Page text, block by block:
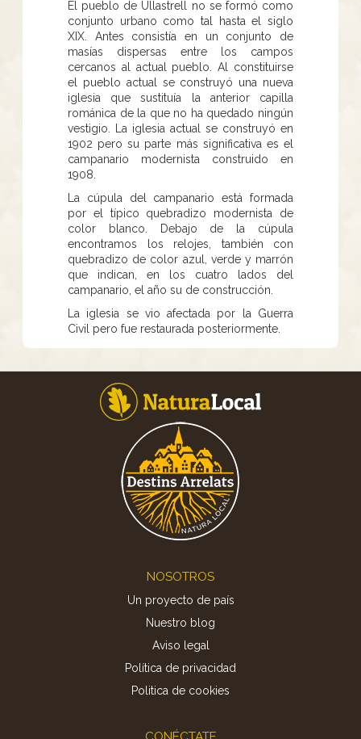
El pueblo de Ullastrell no se formó como
conjunto urbano como tal hasta el siglo
XIX. Antes consistía en un conjunto de
masías dispersas entre los campos
cercanos al actual pueblo. Al constituirse
el pueblo actual se construyó una nueva
iglesia que sustituía la anterior capilla
románica de la que no ha quedado ningún
vestigio. La iglesia actual se construyó en
1902 pero su parte más significativa es el
campanario modernista construido en
1908.
La cúpula del campanario está formada
por el típico quebradizo modernista de
color blanco. Debajo de la cúpula
encontramos los relojes, también con
quebradizo de color azul, verde y marrón
que indican, en los cuatro lados del
campanario, el año su de construcción.
La iglesia se vio afectada por la Guerra
Civil pero fue restaurada posteriormente.
NOSOTROS
Un proyecto de país
Nuestro blog
Aviso legal
Política de privacidad
Politica de cookies